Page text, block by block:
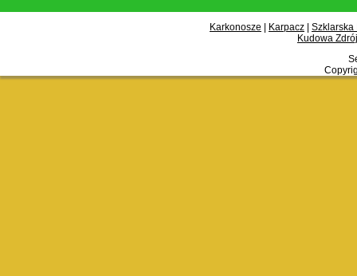
Karkonosze Karpacz
Szklarska
Kudowa